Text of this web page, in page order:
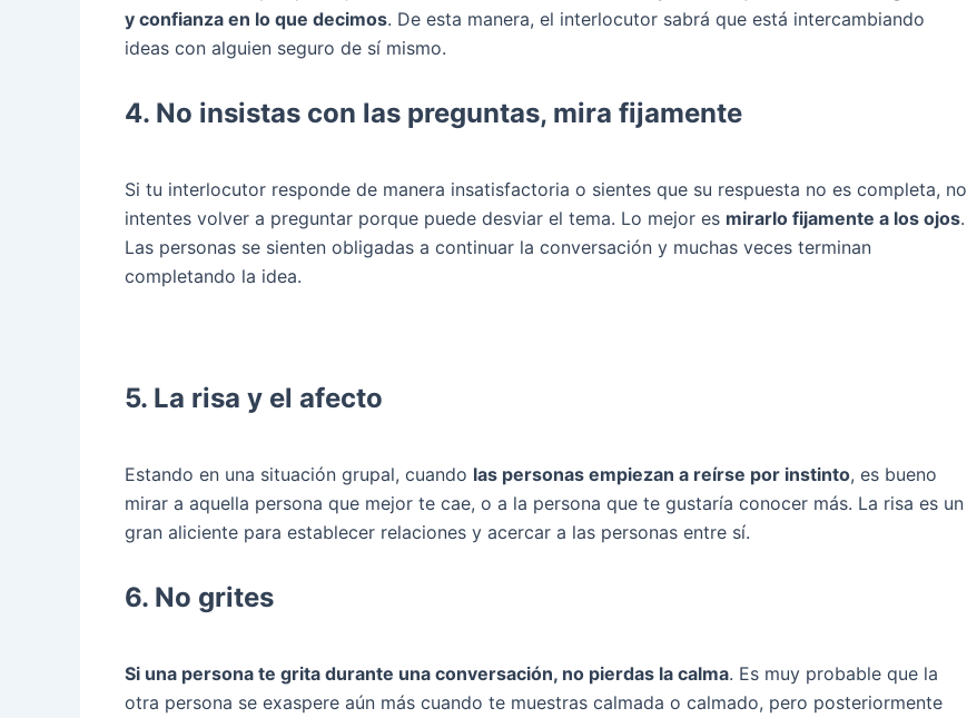
y confianza en lo que decimos. De esta manera, el interlocutor sabrá que está intercambiando
ideas con alguien seguro de sí mismo.
4. No insistas con las preguntas, mira fijamente
Si tu interlocutor responde de manera insatisfactoria o sientes que su respuesta no es completa, no
intentes volver a preguntar porque puede desviar el tema. Lo mejor es mirarlo fijamente a los ojos.
Las personas se sienten obligadas a continuar la conversación y muchas veces terminan
completando la idea.
5. La risa y el afecto
Estando en una situación grupal, cuando las personas empiezan a reírse por instinto, es bueno
mirar a aquella persona que mejor te cae, o a la persona que te gustaría conocer más. La risa es un
gran aliciente para establecer relaciones y acercar a las personas entre sí.
6. No grites
Si una persona te grita durante una conversación, no pierdas la calma. Es muy probable que la
otra persona se exaspere aún más cuando te muestras calmada o calmado, pero posteriormente